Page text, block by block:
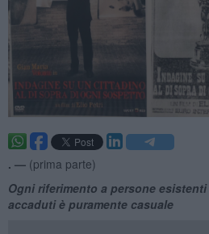
. — (prima parte)
Ogni riferimento a persone
accaduti è puramente casuale